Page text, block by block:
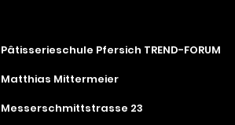
Pâtisserieschule Pfersich TREND-FORUM
Matthias Mittermeier
Messerschmittstrasse 23